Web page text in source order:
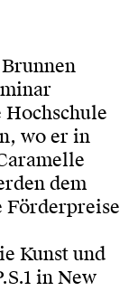
Hochschule
wo er in
dem
Förderpreise
Kunst und
in New